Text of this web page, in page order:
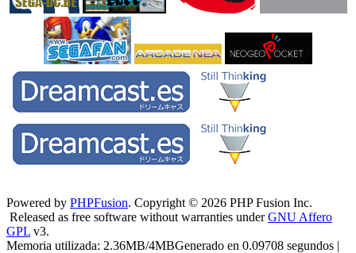
Powered by PHPFusion. Copyright © 2026 PHP Fusion Inc.
Released as free software without warranties underGNU Affero
GPL v3.
Memoria utilizada: 2.36MB/4MBGenerado en 0.09708 segundos |